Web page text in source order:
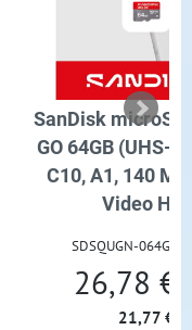
SanDisk
GO 128GB
C10, A1,
Video
SDSQUGN-